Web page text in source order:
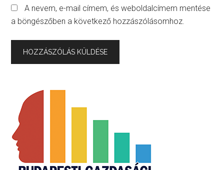
A nevem, e-mail címem, és weboldalcímem mentése
a böngészőben a következő hozzászólásomhoz.
Primary
Sidebar